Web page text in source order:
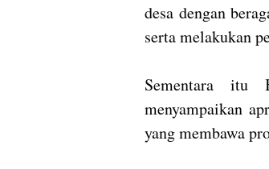
desa dengan
serta melakukan
Sementara itu
menyampaikan
yang membawa